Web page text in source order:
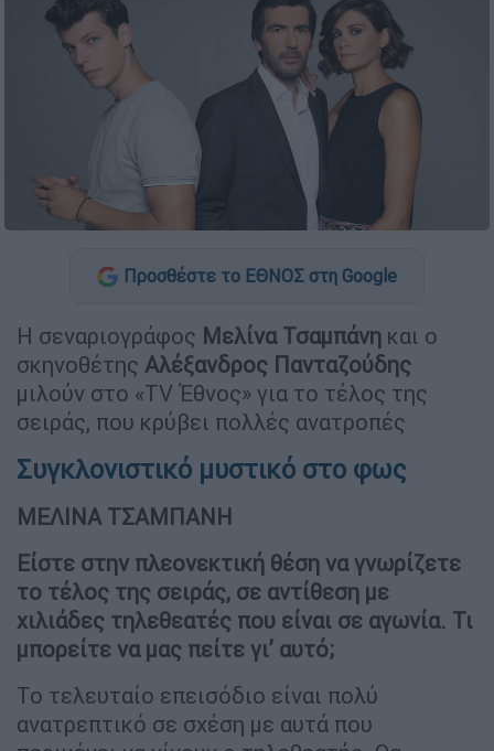
Προσθέστε το ΕΘΝΟΣ στη Google
Η σεναριογράφος Μελίνα Τσαμπάνη και ο
σκηνοθέτης Αλέξανδρος Πανταζούδης
μιλούν στο «TV Έθνος» για το τέλος της
σειράς, που κρύβει πολλές ανατροπές
Συγκλονιστικό μυστικό στο φως
ΜΕΛΙΝΑ ΤΣΑΜΠΑΝΗ
Είστε στην πλεονεκτική θέση να γνωρίζετε
το τέλος της σειράς, σε αντίθεση με
χιλιάδες τηλεθεατές που είναι σε αγωνία. Τι
μπορείτε να μας πείτε γι’ αυτό;
Το τελευταίο επεισόδιο είναι πολύ
ανατρεπτικό σε σχέση με αυτά που